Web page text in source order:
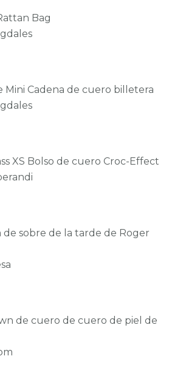
Bag
Mini Cadena de cuero billetera
XS Bolso de cuero Croc-Effect
sobre de la tarde de Roger
de cuero de cuero de piel de